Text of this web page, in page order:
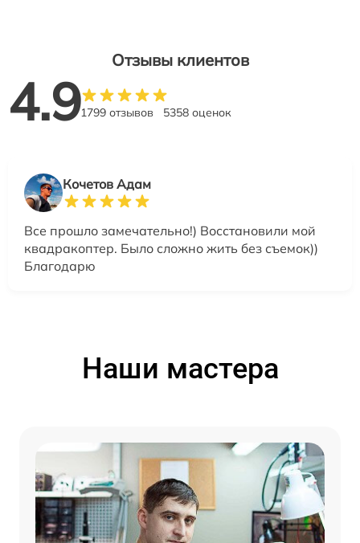
Отзывы клиентов
4.91799 отзывов 5358 оценок
Кочетов Адам
Все прошло замечательно!) Восстановили мой
квадракоптер. Было сложно жить без съемок))
Благодарю
Наши мастера